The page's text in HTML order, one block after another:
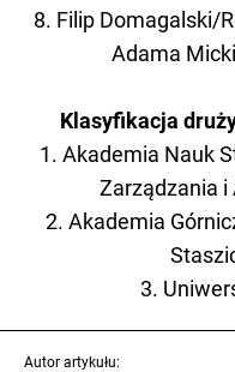
8. Filip Domagalski/
Adama
Klasyfikacja
1. Akademia Nauk
Zarządzania i
2. Akademia
3.
Autor artykułu: